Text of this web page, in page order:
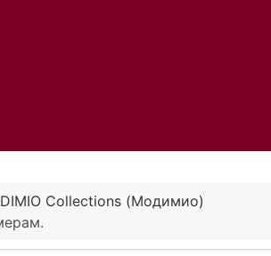
Collections (Модимио)